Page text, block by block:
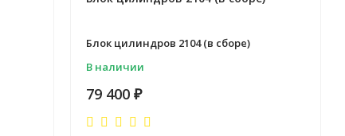
Блок цилиндров 2104 (в сборе)
В наличии
79 400₽